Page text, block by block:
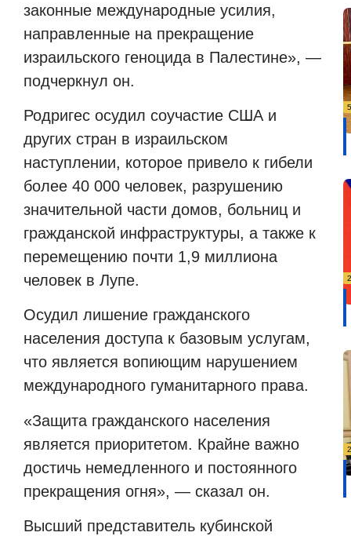
законные международные усилия,
направленные на прекращение
израильского геноцида в Палестине», —
подчеркнул он.
Родригес осудил соучастие США и
других стран в израильском
наступлении, которое привело к гибели
более 40 000 человек, разрушению
значительной части домов, больниц и
гражданской инфраструктуры, а также к
перемещению почти 1,9 миллиона
человек в Лупе.
Осудил лишение гражданского
населения доступа к базовым услугам,
что является вопиющим нарушением
международного гуманитарного права.
«Защита гражданского населения
является приоритетом. Крайне важно
достичь немедленного и постоянного
прекращения огня», — сказал он.
Высший представитель кубинской